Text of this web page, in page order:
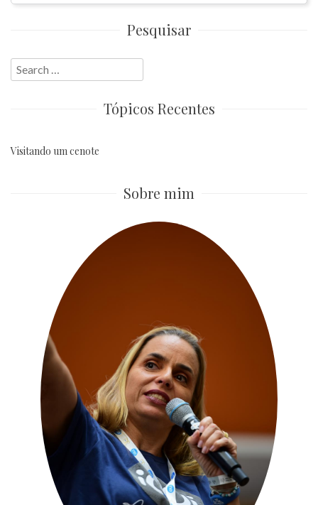
Pesquisar
Search
for:
Tópicos Recentes
Visitando um cenote
Sobre mim